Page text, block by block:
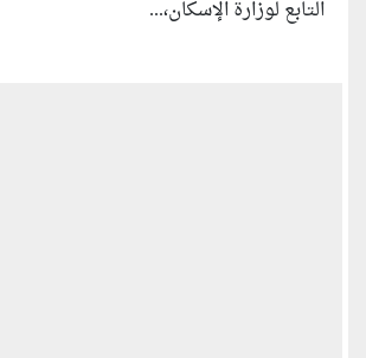
التابع لوزارة الإسكان،...